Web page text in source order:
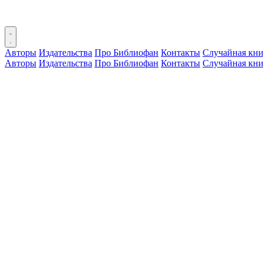
Авторы Издательства Про Библиофан Контакты Случайная
Авторы Издательства Про Библиофан Контакты Случайная